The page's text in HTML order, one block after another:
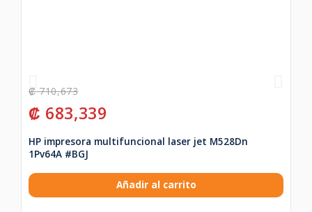
₡710,673
₡ 683,339
HP impresora multifuncional laser jet M528Dn
1Pv64A #BGJ
Añadir al carrito